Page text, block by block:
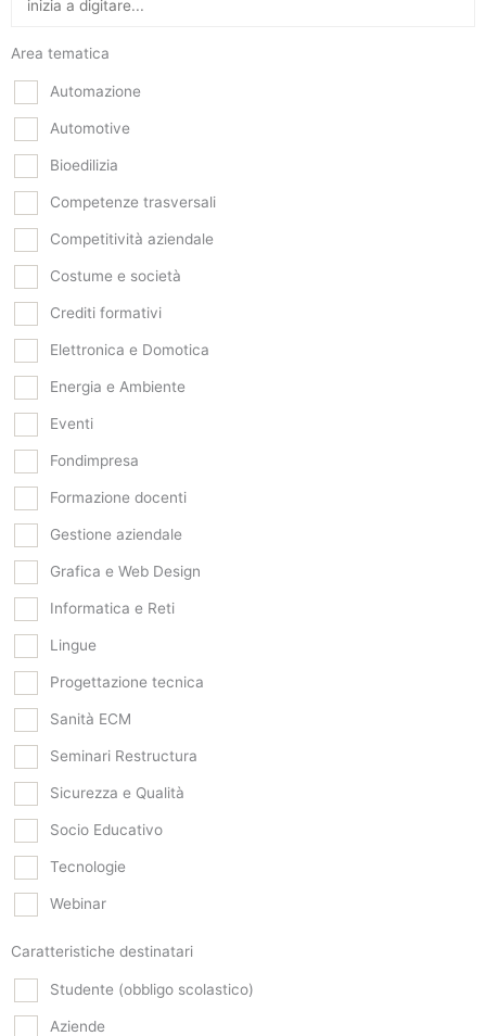
Area tematica
Automazione
Automotive
Bioedilizia
Competenze trasversali
Competitività aziendale
Costume e società
Crediti formativi
Elettronica e Domotica
Energia e Ambiente
Eventi
Fondimpresa
Formazione docenti
Gestione aziendale
Grafica e Web Design
Informatica e Reti
Lingue
Progettazione tecnica
Sanità ECM
Seminari Restructura
Sicurezza e Qualità
Socio Educativo
Tecnologie
Webinar
Caratteristiche destinatari
Studente (obbligo scolastico)
Aziende